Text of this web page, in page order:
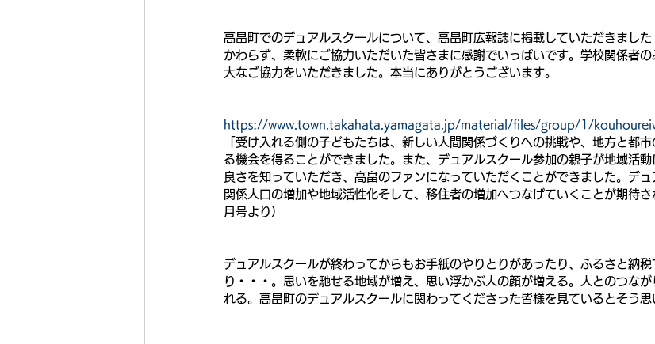
高畠町でのデュアルスクールについて、高畠町広報誌に掲載していただきまし
かわらず、柔軟にご協力いただいた皆さまに感謝でいっぱいです。学校関係者
大なご協力をいただきました。本当にありがとうございます。
https://www.town.takahata.yamagata.jp/material/files/group/1/
「受け入れる側の子どもたちは、新しい人間関係づくりへの挑戦や、地方と都
る機会を得ることができました。また、デュアルスクール参加の親子が地域活
良さを知っていただき、高畠のファンになっていただくことができました。デュ
関係人口の増加や地域活性化そして、移住者の増加へつなげていくことが期待
月号より）
デュアルスクールが終わってからもお手紙のやりとりがあったり、ふるさと納
り・・・。思いを馳せる地域が増え、思い浮かぶ人の顔が増える。人とのつな
れる。高畠町のデュアルスクールに関わってくださった皆様を見ているとそう思